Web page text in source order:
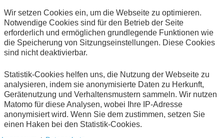
Digitalisierung & Modernisierung
Personalwirtschaft
Rechnungslegung & Steuern
Bescheinigungen
Interviews
zum Verein
Keine Nachrichten verfügbar.
Wir setzen Cookies ein, um die Webseite zu optimieren.
Notwendige Cookies sind für den Betrieb der Seite
erforderlich und ermöglichen grundlegende Funktionen wie
die Speicherung von Sitzungseinstellungen. Diese Cookies
sind nicht deaktivierbar.
Statistik-Cookies helfen uns, die Nutzung der Webseite zu
analysieren, indem sie anonymisierte Daten zu Herkunft,
Gerätenutzung und Verhaltensmustern sammeln. Wir nutzen
Matomo für diese Analysen, wobei Ihre IP-Adresse
anonymisiert wird. Wenn Sie dem zustimmen, setzen Sie
einen Haken bei den Statistik-Cookies.